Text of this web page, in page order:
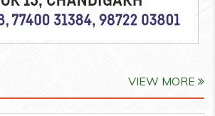
VIEW MORE